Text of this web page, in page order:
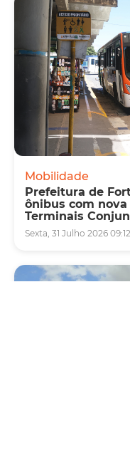
Mobilidade
Prefeitura de
ônibus com
Terminais
Sexta, 31 Julho 2026 09:12